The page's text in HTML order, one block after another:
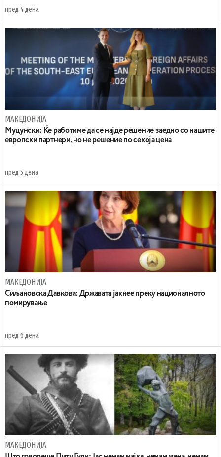
пред 4 дена
МАКЕДОНИЈА
Муцунски: Ќе работиме да се најде решение заедно со нашите
европски партнери, но не решение по секоја цена
пред 5 дена
МАКЕДОНИЈА
Сиљановска Давкова: Државата јакнее преку националното
помирување
пред 6 дена
МАКЕДОНИЈА